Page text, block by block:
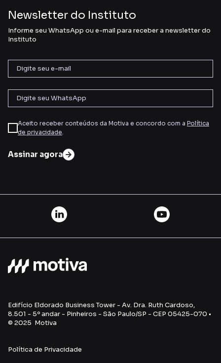
Newsletter do Instituto
Informe seu WhatsApp ou e-mail para receber a newsletter do
Instituto
Aceito receber conteúdos da Motiva e concordo com a Política
de privacidade
Assinar agora
Edifício Eldorado Business Tower - Av. Dra. Ruth Cardoso,
8.501 - 5º andar - Pinheiros - São Paulo/SP - CEP 05425-070 •
© 2025 Motiva
Política de Privacidade